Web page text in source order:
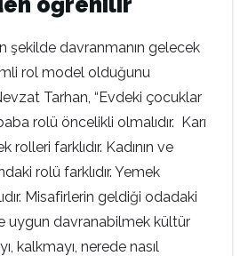
şekilde davranmanın gelecek
rol model olduğunu
Tarhan, “Evdeki çocuklar
rolü öncelikli olmalıdır. Karı
rolleri farklıdır. Kadının ve
rolü farklıdır. Yemek
Misafirlerin geldiği odadaki
uygun davranabilmek kültür
kalkmayı, nerede nasıl